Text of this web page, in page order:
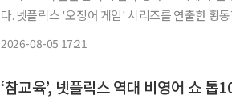
다. 넷플릭스 '오징어 게임' 시리즈를 연출한 황동혁 감독은 5일 배급사 유니버설 픽쳐스를 통
2026-08-05 17:21
‘참교육’, 넷플릭스 역대 비영어 쇼 톱